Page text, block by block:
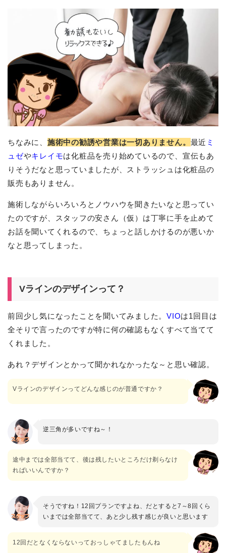
ちなみに、 施術中の勧誘や営業は一切ありません。 最近 ミ
ュゼやキレイモは化粧品を売り始めているので、宣伝もあ
りそうだなと思っていましたが、ストラッシュは化粧品の
販売もありません。
施術しながらいろいろとノウハウを聞きたいなと思ってい
たのですが、スタッフの安さん（仮）は丁寧に手を止めて
お話を聞いてくれるので、ちょっと話しかけるのが悪いか
なと思ってしまった。
Vラインのデザインって？
前回少し気になったことを聞いてみました。VIOは1回目は
全そりで言ったのですが特に何の確認もなくすべて当てて
くれました。
あれ？デザインとかって聞かれなかったな～と思い確認。
Vラインのデザインってどんな感じのが普通ですか？
逆三角が多いですね～！
途中までは全部当てて、後は残したいところだけ剃らなけ
ればいいんですか？
そうですね！12回プランですよね、だとすると7～8回くら
いまでは全部当てて、あと少し残す感じが良いと思います
12回だとなくならないっておっしゃてましたもんね